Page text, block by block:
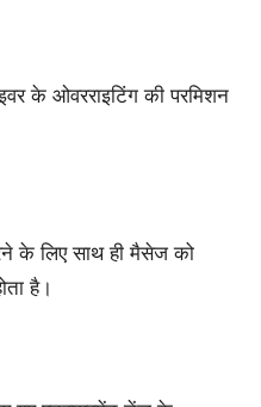
के ओवरराइटिंग की परमिशन
के लिए साथ ही मैसेज को
है।